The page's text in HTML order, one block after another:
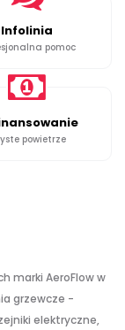
Infolinia
pomoc
powietrze
marki AeroFlow w
grzewcze -
elektryczne,